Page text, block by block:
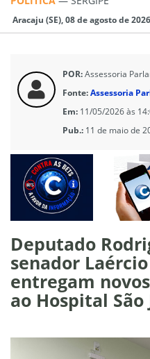
Aracaju (SE), 08 de agosto de 2026
POR:Assessoria
Fonte:Assessoria
Em: 11/05/2026 às
Pub.: 11 de maio de
Deputado
senador
entregam
ao Hospital São